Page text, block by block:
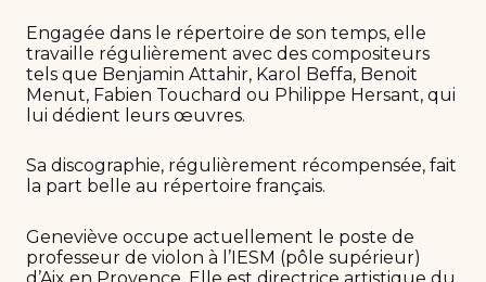
Engagée dans le répertoire de son temps, elle
travaille régulièrement avec des compositeurs
tels que Benjamin Attahir, Karol Beffa, Benoit
Menut, Fabien Touchard ou Philippe Hersant, qui
lui dédient leurs œuvres.
Sa discographie, régulièrement récompensée, fait
la part belle au répertoire français.
Geneviève occupe actuellement le poste de
professeur de violon à l’IESM (pôle supérieur)
d’Aix en Provence. Elle est directrice artistique du